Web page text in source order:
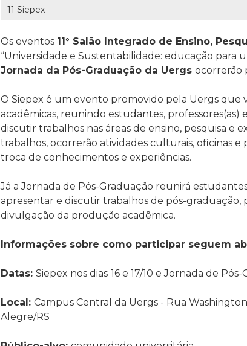
11 Siepex
Os eventos 11° Salão Integrado de Ensino,
“Universidade e Sustentabilidade: educação para
Jornada da Pós-Graduação da Uergs ocorrerão
O Siepex é um evento promovido pela Uergs que
acadêmicas, reunindo estudantes, professores(as)
discutir trabalhos nas áreas de ensino, pesquisa e
trabalhos, ocorrerão atividades culturais, oficinas
troca de conhecimentos e experiências.
Já a Jornada de Pós-Graduação reunirá
apresentar e discutir trabalhos de pós-
divulgação da produção acadêmica.
Informações sobre como participar seguem
Datas: Siepex nos dias 16 e 17/10 eJornada de Pós-
Local: Campus Central da Uergs - Rua
Alegre/RS